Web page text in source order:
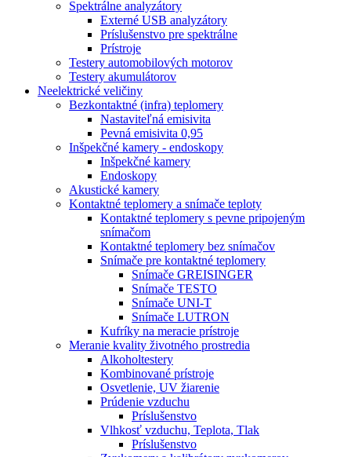
Spektrálne analyzátory
Externé USB analyzátory
Príslušenstvo pre spektrálne
Prístroje
Testery automobilových motorov
Testery akumulátorov
Neelektrické veličiny
Bezkontaktné (infra) teplomery
Nastaviteľná emisivita
Pevná emisivita 0,95
Inšpekčné kamery - endoskopy
Inšpekčné kamery
Endoskopy
Akustické kamery
Kontaktné teplomery a snímače teploty
Kontaktné teplomery s pevne pripojeným
snímačom
Kontaktné teplomery bez snímačov
Snímače pre kontaktné teplomery
Snímače GREISINGER
Snímače TESTO
Snímače UNI-T
Snímače LUTRON
Kufríky na meracie prístroje
Meranie kvality životného prostredia
Alkoholtestery
Kombinované prístroje
Osvetlenie, UV žiarenie
Prúdenie vzduchu
Príslušenstvo
Vlhkosť vzduchu, Teplota, Tlak
Príslušenstvo